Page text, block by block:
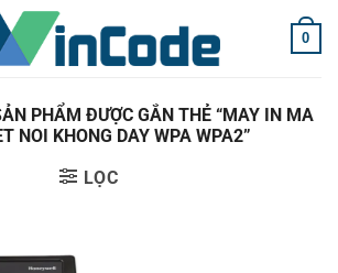
0
PHẨM ĐƯỢC GẮN THẺ “MAY IN MA
NOI KHONG DAY WPA WPA2”
LỌC